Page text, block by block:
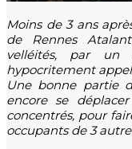
Moins de 3 ans
de Rennes
velléités, par un
hypocritement
Une bonne partie
encore se
concentrés, pour
occupants de 3